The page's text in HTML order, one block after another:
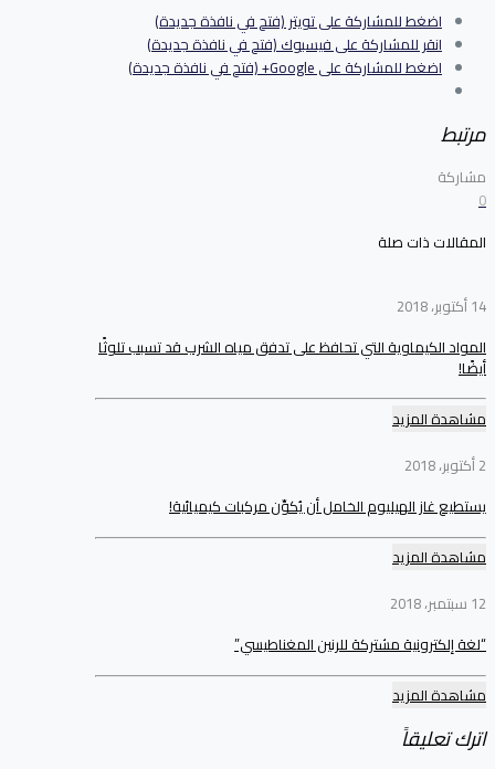
اضغط للمشاركة على تويتر (فتح في نافذة جديدة)
انقر للمشاركة على فيسبوك (فتح في نافذة جديدة)
اضغط للمشاركة على Google+ (فتح في نافذة جديدة)
مرتبط
مشاركة
0
المقالات ذات صلة
14 أكتوبر، 2018
المواد الكيماوية التي تحافظ على تدفق مياه الشرب قد تسبب تلوثًا
أيضًا!
مشاهدة المزيد
2 أكتوبر، 2018
يستطيع غاز الهيليوم الخامل أن يُكوِّن مركبات كيميائية!
مشاهدة المزيد
12 سبتمبر، 2018
“لغة إلكترونية مشتركة للرنين المغناطيسي”
مشاهدة المزيد
اترك تعليقاً